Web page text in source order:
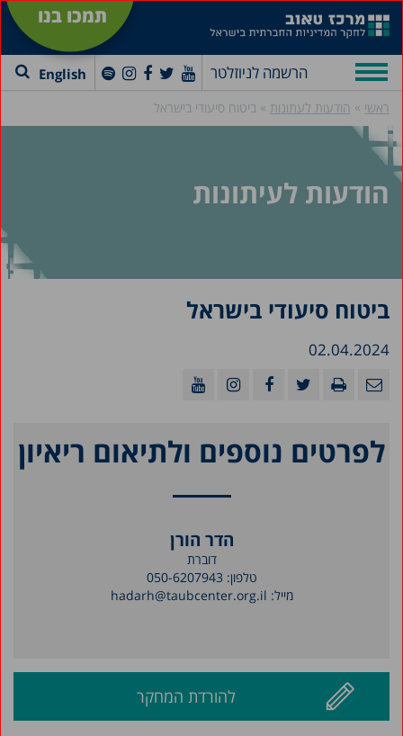
תמכו בנו
הרשמה לניוזלטר English
ראשי » הודעות לעתונות » ביטוח סיעודי בישראל
הודעות לעיתונות
ביטוח סיעודי בישראל
02.04.2024
לפרטים נוספים ולתיאום ריאיון
הדר הורן
דוברת
טלפון: 050-6207943
מייל: hadarh@taubcenter.org.il
להורדת המחקר